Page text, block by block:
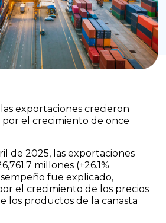
exportaciones crecieron
por el crecimiento de once
de 2025, las exportaciones
millones (+26.1%
fue explicado,
el crecimiento de los precios
los productos de la canasta